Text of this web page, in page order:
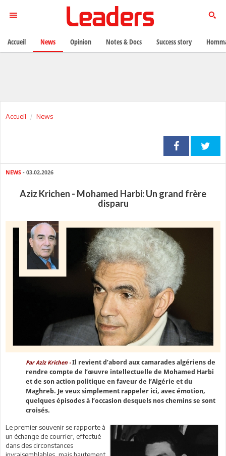
Accueil News
NEWS - 03.02.2026
Aziz Krichen - Mohamed Harbi: Un grand frère
disparu
Par Aziz Krichen -Il revient d’abord aux camarades algériens de
rendre compte de l’œuvre intellectuelle de Mohamed Harbi
et de son action politique en faveur de l’Algérie et du
Maghreb. Je veux simplement rappeler ici, avec émotion,
quelques épisodes à l’occasion desquels nos chemins se sont
croisés.
Le premier souvenir se rapporte à
un échange de courrier, effectué
dans des circonstances
Accueil News Opinion Notes & Docs Success story